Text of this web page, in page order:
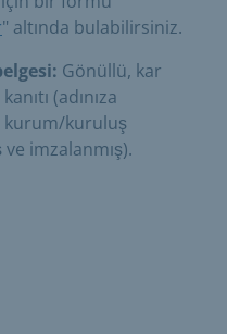
" altında bulabilirsiniz.
Gönüllü, kar
(adınıza
kurum/kuruluş
imzalanmış).